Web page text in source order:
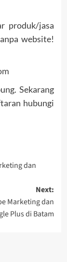
produk/jasa
website!
Sekarang
hubungi
dan
Next:
Marketing dan
Plus di Batam